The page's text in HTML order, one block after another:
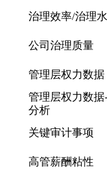
治理效率/治理
公司治理质量
管理层权力数据
管理层权力数据
分析
关键审计事项
高管薪酬粘性